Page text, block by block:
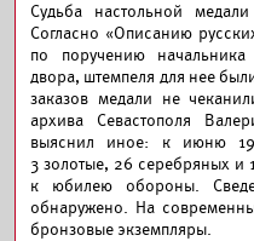
Судьба настольной
Согласно «Описанию
по поручению начальника
двора, штемпеля для нее
заказов медали не
архива Севастополя
выяснил иное: к июню
3 золотые, 26 серебряных и
к юбилею обороны.
обнаружено. На
бронзовые экземпляры.